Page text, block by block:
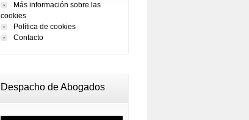
Más información sobre las
cookies
Política de cookies
Contacto
Despacho de Abogados